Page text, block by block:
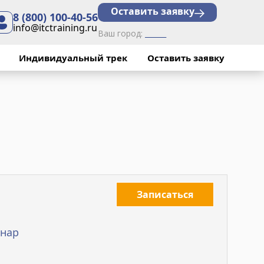
8 (800) 100-40-56
info@itctraining.ru
Оставить заявку
Ваш город:
Индивидуальный трек Оставить заявку
Записаться